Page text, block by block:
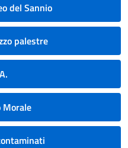
del Sannio
palestre
Morale